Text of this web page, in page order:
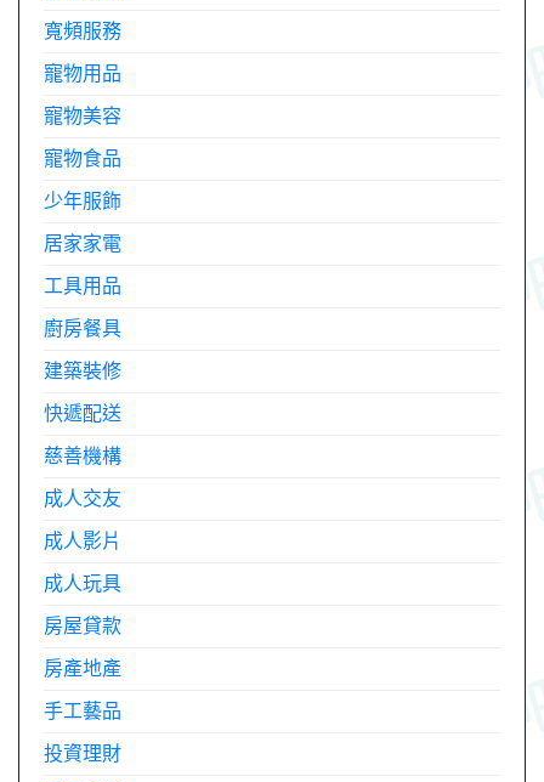
寬頻服務
寵物用品
寵物美容
寵物食品
少年服飾
居家家電
工具用品
廚房餐具
建築裝修
快遞配送
慈善機構
成人交友
成人影片
成人玩具
房屋貸款
房產地產
手工藝品
投資理財